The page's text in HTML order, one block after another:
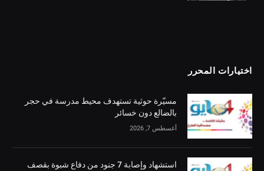
اختيارات المحرر
مسيّرة حوثية تستهدف محيط مدرسة في حجر
بالضالع دون خسائر
أغسطس 7, 2026
استشهاد وإصابة 7 جنود من دفاع شبوة بقصف